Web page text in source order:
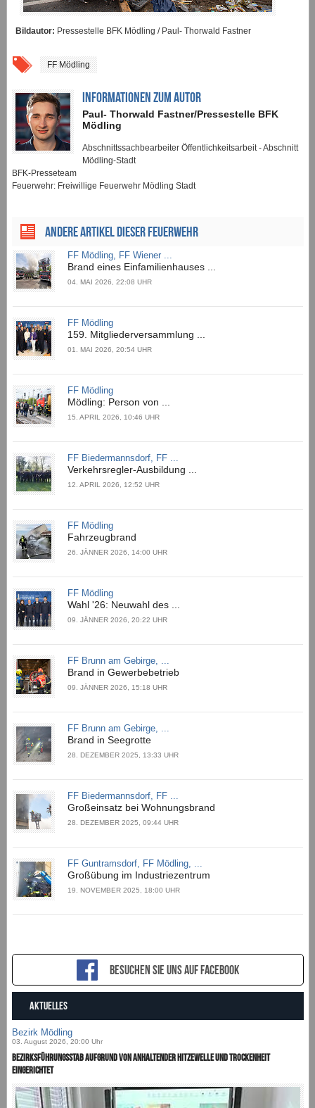
Bildautor: Pressestelle BFK Mödling / Paul- Thorwald Fastner
FF Mödling
INFORMATIONEN ZUM AUTOR
Paul- Thorwald Fastner/Pressestelle BFK
Mödling
Abschnittssachbearbeiter Öffentlichkeitsarbeit - Abschnitt
Mödling-Stadt
BFK-Presseteam
Feuerwehr: Freiwillige Feuerwehr Mödling Stadt
ANDERE ARTIKEL DIESER FEUERWEHR
FF Mödling, FF Wiener ...
Brand eines Einfamilienhauses ...
04. MAI 2026, 22:08 UHR
FF Mödling
159. Mitgliederversammlung ...
01. MAI 2026, 20:54 UHR
FF Mödling
Mödling: Person von ...
15. APRIL 2026, 10:46 UHR
FF Biedermannsdorf, FF ...
Verkehrsregler-Ausbildung ...
12. APRIL 2026, 12:52 UHR
FF Mödling
Fahrzeugbrand
26. JÄNNER 2026, 14:00 UHR
FF Mödling
Wahl '26: Neuwahl des ...
09. JÄNNER 2026, 20:22 UHR
FF Brunn am Gebirge, ...
Brand in Gewerbebetrieb
09. JÄNNER 2026, 15:18 UHR
FF Brunn am Gebirge, ...
Brand in Seegrotte
28. DEZEMBER 2025, 13:33 UHR
FF Biedermannsdorf, FF ...
Großeinsatz bei Wohnungsbrand
28. DEZEMBER 2025, 09:44 UHR
FF Guntramsdorf, FF Mödling, ...
Großübung im Industriezentrum
19. NOVEMBER 2025, 18:00 UHR
Besuchen sie uns auf Facebook
AKTUELLES
Bezirk Mödling
03. August 2026, 20:00 Uhr
Bezirksführungsstab aufgrund von anhaltender Hitzewelle und Trockenheit
eingerichtet